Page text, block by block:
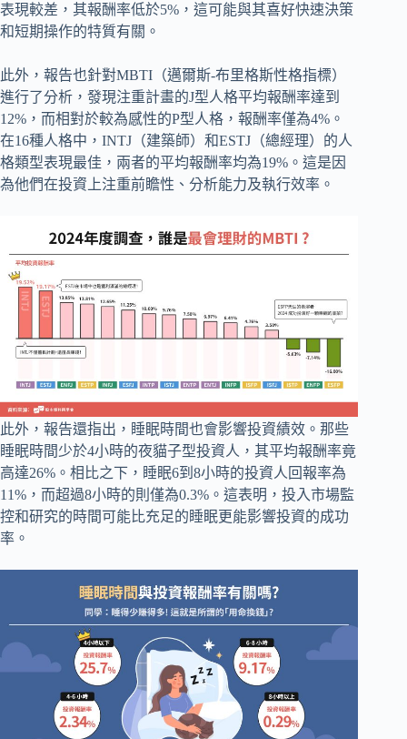
表現較差，其報酬率低於5%，這可能與其喜好快速決策
和短期操作的特質有關。
此外，報告也針對MBTI（邁爾斯-布里格斯性格指標）
進行了分析，發現注重計畫的J型人格平均報酬率達到
12%，而相對於較為感性的P型人格，報酬率僅為4%。
在16種人格中，INTJ（建築師）和ESTJ（總經理）的人
格類型表現最佳，兩者的平均報酬率均為19%。這是因
為他們在投資上注重前瞻性、分析能力及執行效率。
此外，報告還指出，睡眠時間也會影響投資績效。那些
睡眠時間少於4小時的夜貓子型投資人，其平均報酬率竟
高達26%。相比之下，睡眠6到8小時的投資人回報率為
11%，而超過8小時的則僅為0.3%。這表明，投入市場監
控和研究的時間可能比充足的睡眠更能影響投資的成功
率。